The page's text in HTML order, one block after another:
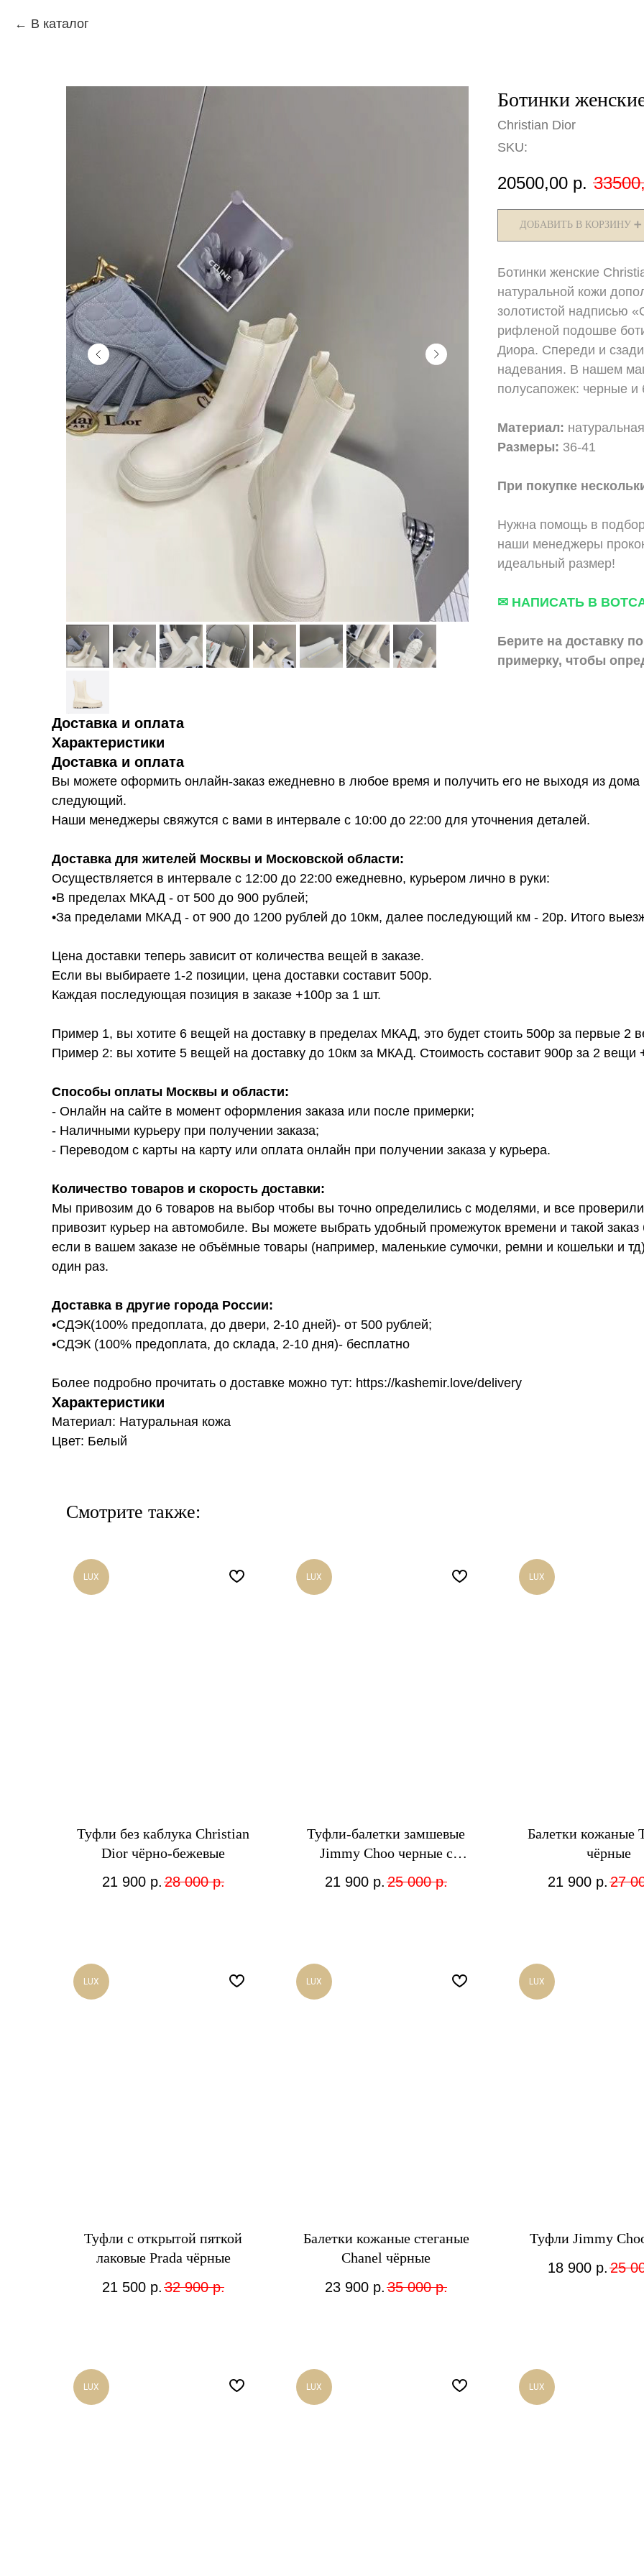
В каталог
Ботинки
Christian Dior
SKU:
20500,00 р.
ДОБАВИТЬ В КОРЗИНУ ➕
Ботинки женские
натуральной кожи
золотистой надписью
рифленой подошве
Диора. Спереди и
надевания. В нашем
полусапожек: черные и
Материал:
Размеры: 36-41
При покупке
Нужна помощь в
наши менеджеры
идеальный размер!
✉ НАПИСАТЬ В
Берите на доставку
примерку, чтобы
Доставка и оплата
Характеристики
Доставка и оплата
Вы можете оформить онлайн-заказ ежедневно в любое время и получить его не выходя из
следующий.
Наши менеджеры свяжутся с вами в интервале с 10:00 до 22:00 для уточнения деталей.
Доставка для жителей Москвы и Московской области:
Осуществляется в интервале с 12:00 до 22:00 ежедневно, курьером лично в руки:
•В пределах МКАД - от 500 до 900 рублей;
•За пределами МКАД - от 900 до 1200 рублей до 10км, далее последующий км - 20р. Итого
Цена доставки теперь зависит от количества вещей в заказе.
Если вы выбираете 1-2 позиции, цена доставки составит 500р.
Каждая последующая позиция в заказе +100р за 1 шт.
Пример 1, вы хотите 6 вещей на доставку в пределах МКАД, это будет стоить 500р за первые
Пример 2: вы хотите 5 вещей на доставку до 10км за МКАД. Стоимость составит 900р за 2
Способы оплаты Москвы и области:
- Онлайн на сайте в момент оформления заказа или после примерки;
- Наличными курьеру при получении заказа;
- Переводом с карты на карту или оплата онлайн при получении заказа у курьера.
Количество товаров и скорость доставки:
Мы привозим до 6 товаров на выбор чтобы вы точно определились с моделями, и все
привозит курьер на автомобиле. Вы можете выбрать удобный промежуток времени и такой
если в вашем заказе не объёмные товары (например, маленькие сумочки, ремни и кошельки и
один раз.
Доставка в другие города России:
•СДЭК(100% предоплата, до двери, 2-10 дней)- от 500 рублей;
•СДЭК (100% предоплата, до склада, 2-10 дня)- бесплатно
Более подробно прочитать о доставке можно тут: https://kashemir.love/delivery
Характеристики
Материал: Натуральная кожа
Цвет: Белый
Смотрите также:
LUX
Туфли без каблука Christian
Dior чёрно-бежевые
21 900 р. 28 000 р.
LUX
Туфли-балетки замшевые
Jimmy Choo черные с
21 900 р. 25 000 р.
LUX
Балетки кожаные
чёрные
21 900 р. 27
LUX
Туфли c открытой пяткой
лаковые Prada чёрные
21 500 р. 32 900 р.
LUX
Балетки кожаные стеганые
Chanel чёрные
23 900 р. 35 000 р.
LUX
Туфли Jimmy
18 900 р. 25
LUX LUX LUX